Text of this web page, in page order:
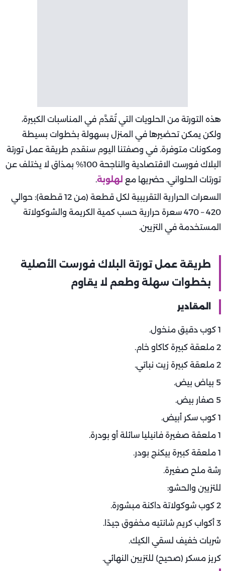
هذه التورتة من الحلويات التي تُقدَّم في المناسبات الكبيرة،
ولكن يمكن تحضيرها في المنزل بسهولة بخطوات بسيطة
ومكونات متوفرة. في وصفتنا اليوم سنقدم طريقة عمل تورتة
البلاك فورست الاقتصادية والناجحة 100% بمذاق لا يختلف عن
تورتات الحلواني. حضريها مع لهلوبة.
السعرات الحرارية التقريبية لكل قطعة (من 12 قطعة): حوالي
420 – 470 سعرة حرارية حسب كمية الكريمة والشوكولاتة
المستخدمة في التزيين.
طريقة عمل تورتة البلاك فورست الأصلية
بخطوات سهلة وطعم لا يقاوم
المقادير
1 كوب دقيق منخول.
2 ملعقة كبيرة كاكاو خام.
2 ملعقة كبيرة زيت نباتي.
5 بياض بيض.
5 صفار بيض.
1 كوب سكر أبيض.
1 ملعقة صغيرة فانيليا سائلة أو بودرة.
1 ملعقة كبيرة بيكنج بودر.
رشة ملح صغيرة.
للتزيين والحشو:
2 كوب شوكولاتة داكنة مبشورة.
3 أكواب كريم شانتيه مخفوق جيدًا.
شربات خفيف لسقي الكيك.
كريز مسكر (صحيح) للتزيين النهائي.